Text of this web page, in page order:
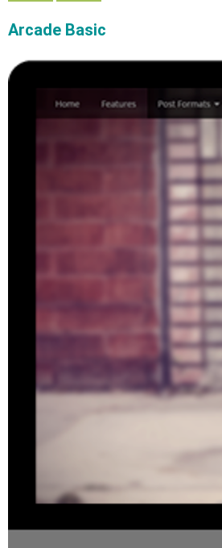
Arcade Basic